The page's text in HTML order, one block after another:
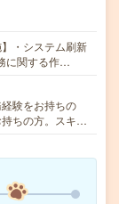
・システム刷新
に関する作…
験をお持ちの
持ちの方。スキ…